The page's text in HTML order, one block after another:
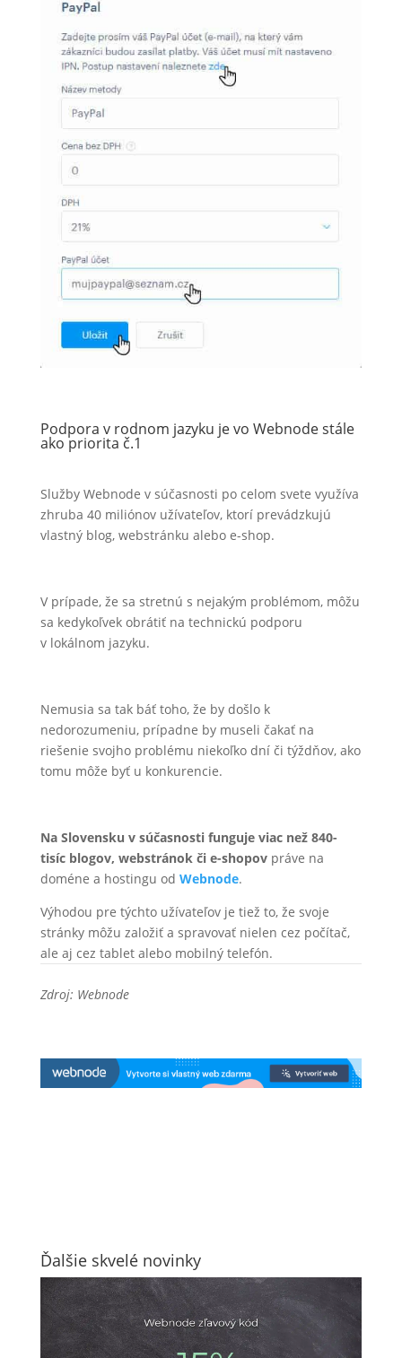
Podpora v rodnom jazyku je vo Webnode stále
ako priorita č.1
Služby Webnode v súčasnosti po celom svete využíva
zhruba 40 miliónov užívateľov, ktorí prevádzkujú
vlastný blog, webstránku alebo e-shop.
V prípade, že sa stretnú s nejakým problémom, môžu
sa kedykoľvek obrátiť na technickú podporu
v lokálnom jazyku.
Nemusia sa tak báť toho, že by došlo k
nedorozumeniu, prípadne by museli čakať na
riešenie svojho problému niekoľko dní či týždňov, ako
tomu môže byť u konkurencie.
Na Slovensku v súčasnosti funguje viac než 840-
tisíc blogov, webstránok či e-shopovpráve na
doméne a hostingu od Webnode.
Výhodou pre týchto užívateľov je tiež to, že svoje
stránky môžu založiť a spravovať nielen cez počítač,
ale aj cez tablet alebo mobilný telefón.
Zdroj: Webnode
Ďalšie skvelé novinky